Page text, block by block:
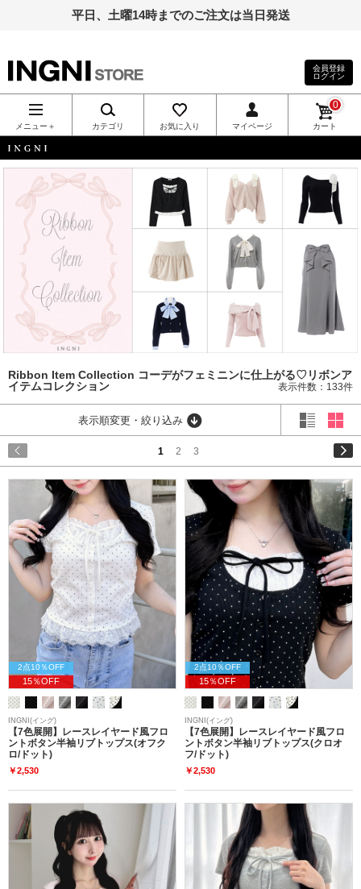
平日、土曜14時までのご注文は当日発送
INGNI（イン
グ）公式通
販｜INGNI
STORE
会員登録
ログイン
メニュー＋ カテゴリ お気に入り マイページ カート
0
INGNI
Ribbon Item Collection コーデがフェミニンに仕上がる♡リボンア
イテムコレクション
表示件数：133件
表示順変更・絞り込み
1 2 3
2点10％OFF
15％OFF
INGNI(イング)
【7色展開】レースレイヤード風フロ
ントボタン半袖リブトップス(オフク
ロ/ドット)
￥2,530
2点10％OFF
15％OFF
INGNI(イング)
【7色展開】レースレイヤード風フロ
ントボタン半袖リブトップス(クロオ
フ/ドット)
￥2,530